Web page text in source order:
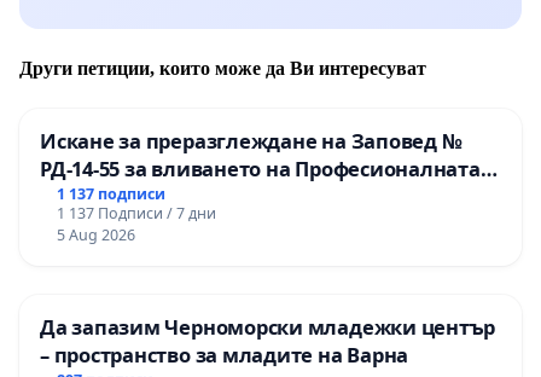
Други петиции, които може да Ви интересуват
Искане за преразглеждане на Заповед №
РД-14-55 за вливането на Професионалната
гимназия по промишлени технологии в
Професионалната гимназия по икономика и
мениджмънт – гр. Пазарджик
1 137 подписи
1 137 Подписи / 7 дни
5 Aug 2026
Да запазим Черноморски младежки център
– пространство за младите на Варна